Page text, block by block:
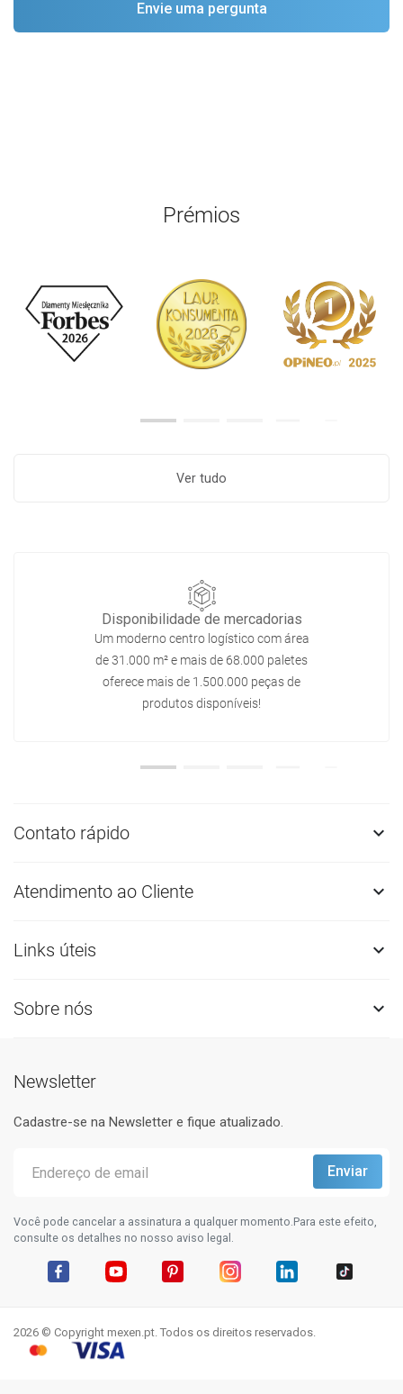
Prémios
Ver tudo
Disponibilidade de mercadorias
Um moderno centro logístico com área
de 31.000 m² e mais de 68.000 paletes
oferece mais de 1.500.000 peças de
produtos disponíveis!
Contato rápido 
Atendimento ao Cliente 
Links úteis 
Sobre nós 
Newsletter
Cadastre-se na Newsletter e fique atualizado.
Você pode cancelar a assinatura a qualquer momento.Para este efeito,
consulte os detalhes no nosso aviso legal.
2026 © Copyright mexen.pt. Todos os direitos reservados.